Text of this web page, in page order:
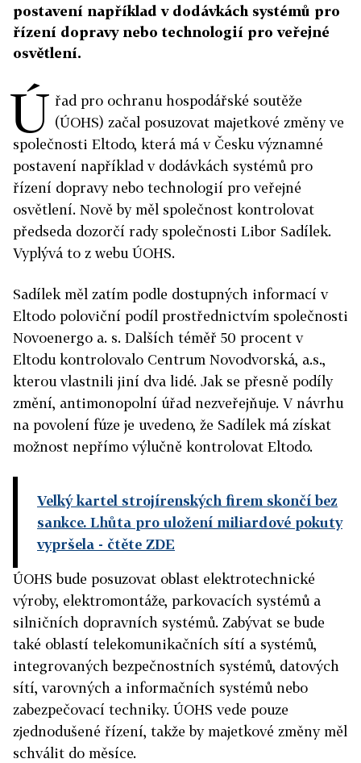
postavení například v dodávkách systémů pro
řízení dopravy nebo technologií pro veřejné
osvětlení.
Ú řad pro ochranu hospodářské soutěže
(ÚOHS) začal posuzovat majetkové změny ve
společnosti Eltodo, která má v Česku významné
postavení například v dodávkách systémů pro
řízení dopravy nebo technologií pro veřejné
osvětlení. Nově by měl společnost kontrolovat
předseda dozorčí rady společnosti Libor Sadílek.
Vyplývá to z webu ÚOHS.
Sadílek měl zatím podle dostupných informací v
Eltodo poloviční podíl prostřednictvím společnosti
Novoenergo a. s. Dalších téměř 50 procent v
Eltodu kontrolovalo Centrum Novodvorská, a.s.,
kterou vlastnili jiní dva lidé. Jak se přesně podíly
změní, antimonopolní úřad nezveřejňuje. V návrhu
na povolení fúze je uvedeno, že Sadílek má získat
možnost nepřímo výlučně kontrolovat Eltodo.
Velký kartel strojírenských firem skončí bez
sankce. Lhůta pro uložení miliardové pokuty
vypršela - čtěte ZDE
ÚOHS bude posuzovat oblast elektrotechnické
výroby, elektromontáže, parkovacích systémů a
silničních dopravních systémů. Zabývat se bude
také oblastí telekomunikačních sítí a systémů,
integrovaných bezpečnostních systémů, datových
sítí, varovných a informačních systémů nebo
zabezpečovací techniky. ÚOHS vede pouze
zjednodušené řízení, takže by majetkové změny měl
schválit do měsíce.